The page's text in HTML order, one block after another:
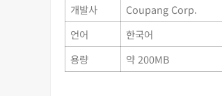
개발사
Coupang Corp.
언어
한국어
용량
약 200MB